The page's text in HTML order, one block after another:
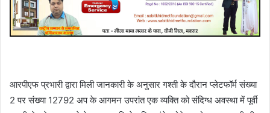
आरपीएफ प्रभारी द्वारा मिली जानकारी के अनुसार गश्ती के दौरान प्लेटफॉर्म संख्या
2 पर संख्या 12792 अप के आगमन उपरांत एक व्यक्ति को संदिग्ध अवस्था में पूर्वी